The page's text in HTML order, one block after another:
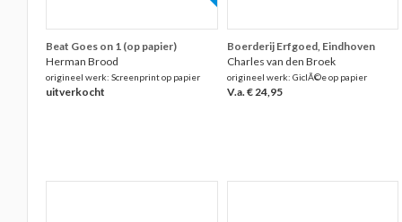
Beat Goes on 1 (op papier)
Herman Brood
origineel werk: Screenprint op papier
uitverkocht
Boerderij Erfgoed, Eindhoven
Charles van den Broek
origineel werk: GiclÃ©e op papier
V.a. € 24,95